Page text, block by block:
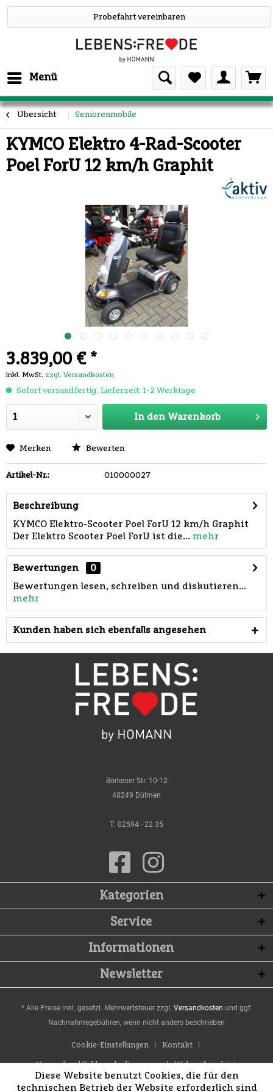
Probefahrt vereinbaren
Menü
Übersicht Seniorenmobile
KYMCO Elektro 4-Rad-Scooter
Poel ForU 12 km/h Graphit
3.839,00 € *
inkl. MwSt. zzgl. Versandkosten
Sofort versandfertig, Lieferzeit: 1-2 Werktage
In den Warenkorb
Merken Bewerten
Artikel-Nr.: 010000027
Beschreibung
KYMCO Elektro-Scooter Poel ForU 12 km/h Graphit
Der Elektro Scooter Poel ForU ist die... mehr
Bewertungen
0
Bewertungen lesen, schreiben und diskutieren...
mehr
Kunden haben sich ebenfalls angesehen
Borkener Str. 10-12
48249 Dülmen
T: 02594 - 22 35
Kategorien
Service
Informationen
Newsletter
* Alle Preise inkl. gesetzl. Mehrwertsteuer zzgl. Versandkosten und ggf.
Nachnahmegebühren, wenn nicht anders beschrieben
Cookie-Einstellungen Kontakt
Versand und Zahlungsbedingungen Widerrufsrecht
Datenschutz AGB Impressum
Diese Website benutzt Cookies, die für den
technischen Betrieb der Website erforderlich sind